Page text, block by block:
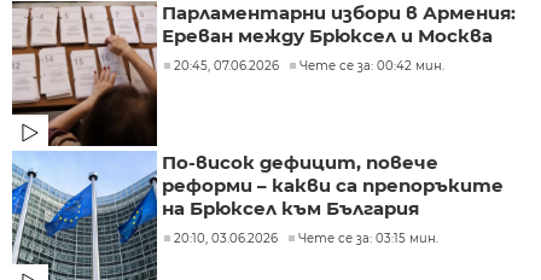
Парламентарни избори в Армения:
Ереван между Брюксел и Москва
20:45, 07.06.2026 Чете се за: 00:42 мин.
По-висок дефицит, повече
реформи – какви са препоръките
на Брюксел към България
20:10, 03.06.2026 Чете се за: 03:15 мин.